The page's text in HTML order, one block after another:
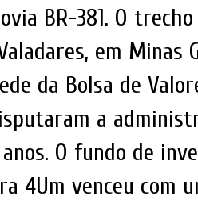
BR-381. O
em Minas
da Bolsa de
a
O fundo de
4Um venceu com